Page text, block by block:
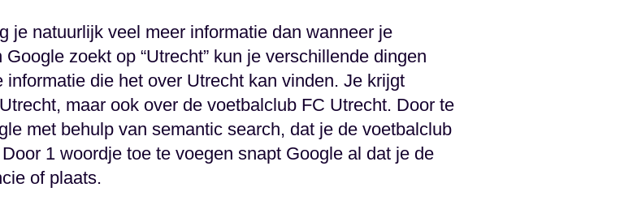
je natuurlijk veel meer informatie dan wanneer je
zoekt op “Utrecht” kun je verschillende dingen
die het over Utrecht kan vinden. Je krijgt
maar ook over de voetbalclub FC Utrecht. Door te
met behulp van semantic search, dat je de voetbalclub
1 woordje toe te voegen snapt Google al dat je de
of plaats.